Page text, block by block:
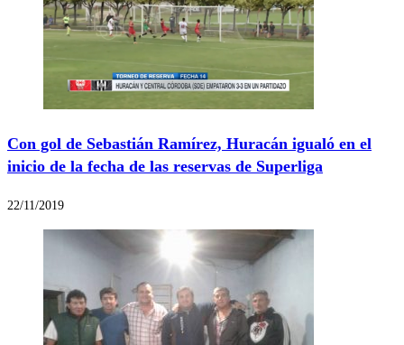
Con gol de Sebastián Ramírez, Huracán igualó en el
inicio de la fecha de las reservas de Superliga
22/11/2019